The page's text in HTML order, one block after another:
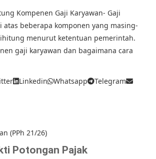
Kompenen Gaji Karyawan- Gaji
atas beberapa komponen yang masing-
menurut ketentuan pemerintah.
gaji karyawan dan bagaimana cara
Linkedin Whatsapp
Telegram
(PPh 21/26)
Potongan Pajak